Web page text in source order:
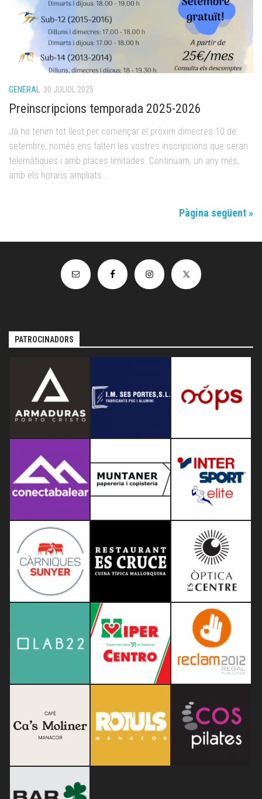
GENERAL 30 JULIOL 2025
Preinscripcions temporada 2025-2026
Ja ho tenim tot llest per començar el pròxim dimecres 10 de
setembre, només ens falten les vostres inscripcions que seran
telemàtiques i amb places limitades. Continuam, un any més,
amb els horaris ampliats...
Pàgina següent »
PATROCINADORS